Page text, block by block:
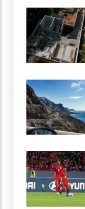
Yemil
sí
puede
ejercer
su
laboral
Agosto
06,
2026
Anubis
Osorio
y